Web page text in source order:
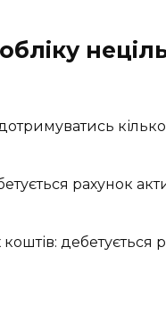
рахунок
дебетується